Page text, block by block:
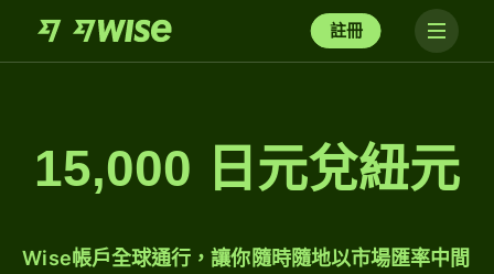
註冊
15,000 日元兌紐元
Wise帳戶全球通行，讓你隨時隨地以市場匯率中間